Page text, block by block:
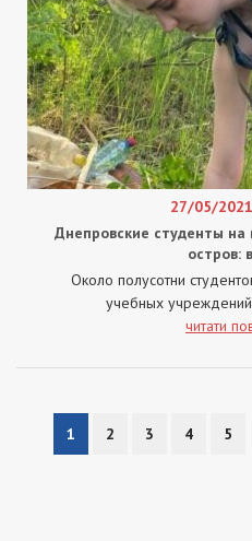
27/05/
Днепровские студенты на
остров:
Около полусотни
учебных учреждений
читати
1 2 3 4 5